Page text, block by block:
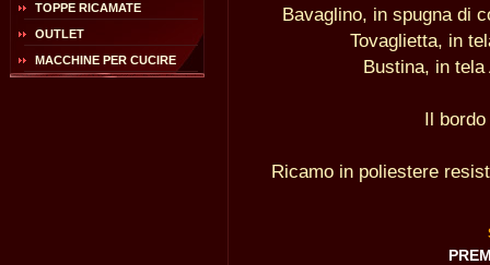
TOPPE RICAMATE
OUTLET
MACCHINE PER CUCIRE
Bavaglino, in spugna di
Tovaglietta, in
Bustina, in
Il
Ricamo in poliestere